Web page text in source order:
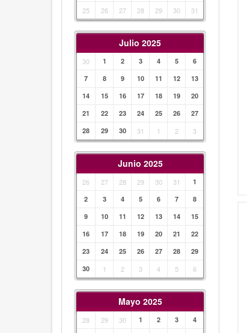
25
26 27 28 29 30 31
Julio 2025
30 1 2 3 4 5
6
7
8 9 10 11 12
13
14
15 16 17 18 19
20
21
22 23 24 25 26
27
28
29 30 31 1 2 3
Junio 2025
26 27 28 29 30 31
1
2
3 4 5 6 7
8
9
10 11 12 13 14
15
16
17 18 19 20 21
22
23
24 25 26 27 28
29
30
1 2 3 4 5 6
Mayo 2025
28 29 30 1 2 3
4